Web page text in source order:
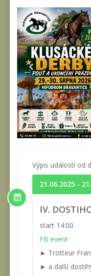
Výpis událostí od
21.06.2025 -
IV.
start 14:00
FB event
► Trotteur
► a další